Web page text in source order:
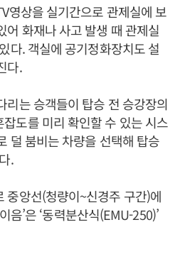
영상을 실기간으로 관제실에 보
어 화재나 사고 발생 때 관제실
다. 객실에 공기정화장치도 설
다.
리는 승객들이 탑승 전 승강장의
도를 미리 확인할 수 있는 시스
덜 붐비는 차량을 선택해 탑승
.
중앙선(청량이~신경주 구간)에
음’은 ‘동력분산식(EMU-250)’